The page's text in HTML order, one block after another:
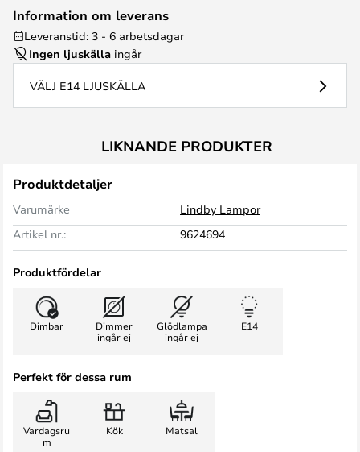
Information om leverans
Leveranstid: 3 - 6 arbetsdagar
Ingen ljuskälla ingår
VÄLJ E14 LJUSKÄLLA
LIKNANDE PRODUKTER
Produktdetaljer
Varumärke
Lindby Lampor
Artikel nr.:
9624694
Produktfördelar
Dimbar
Dimmer
ingår ej
Glödlampa
ingår ej
E14
Perfekt för dessa rum
Vardagsru
m
Kök Matsal